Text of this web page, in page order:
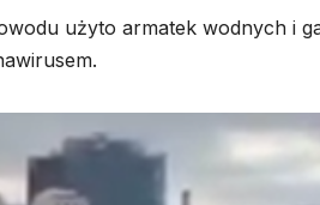
użyto armatek wodnych i